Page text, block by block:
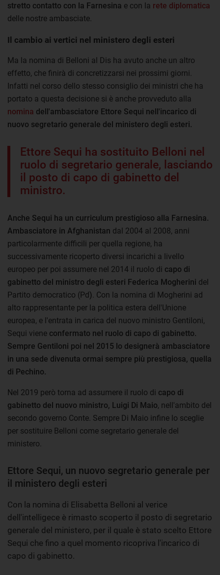
stretto contatto con la Farnesina e con la rete diplomatica
delle nostre ambasciate.
Il cambio ai vertici nel ministero degli esteri
Ma la nomina di Belloni al Dis ha avuto anche un altro
effetto, che finirà di concretizzarsi nei prossimi giorni.
Infatti nel corso dello stesso consiglio dei ministri che ha
portato a questa decisione si è anche provveduto alla
nomina dell'ambasciatore Ettore Sequi nell'incarico di
nuovo segretario generale del ministero degli esteri.
Ettore Sequi ha sostituito Belloni nel
ruolo di segretario generale, lasciando
il posto di capo di gabinetto del
ministro.
Anche Sequi ha un curriculum prestigioso alla Farnesina.
Ambasciatore in Afghanistan dal 2004 al 2008, anni
particolarmente difficili per quella regione, ha
successivamente ricoperto diversi incarichi a livello
europeo per poi assumere nel 2014 il ruolo di capo di
gabinetto del ministro degli esteri Federica Mogherini del
Partito democratico (Pd). Con la nomina di Mogherini ad
alto rappresentante per la politica estera dell'Unione
europea, e l'entrata in carica del nuovo ministro Gentiloni,
Sequi viene confermato nel ruolo di capo di gabinetto.
Sempre Gentiloni poi nel 2015 lo designerà ambasciatore
in una sede divenuta ormai sempre più prestigiosa, quella
di Pechino.
Nel 2019 però torna ad assumere il ruolo di capo di
gabinetto del nuovo ministro, Luigi Di Maio, nell'ambito del
secondo governo Conte. Sempre Di Maio infine lo sceglie
per sostituire Belloni come segretario generale del
ministero.
Ettore Sequi, un nuovo segretario generale per
il ministero degli esteri
Con la nomina di Elisabetta Belloni al verice
dell'intelligece è rimasto scoperto il posto di segretario
generale del ministero, per il quale è stato scelto Ettore
Sequi che fino a quel momento ricopriva l'incarico di
capo di gabinetto.